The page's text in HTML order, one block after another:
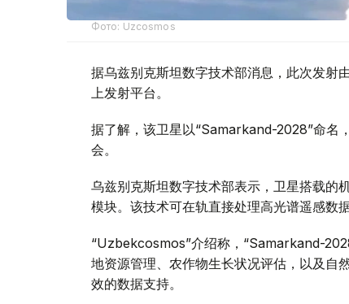
Фото: Uzcosmos
据乌兹别克斯坦数字技术部消息，此次发射
上发射平台。
据了解，该卫星以“Samarkand-2028”命名
会。
乌兹别克斯坦数字技术部表示，卫星搭载的
模块。该技术可在轨直接处理高光谱遥感数
“Uzbekcosmos”介绍称，“Samarkand-
地资源管理、农作物生长状况评估，以及自
效的数据支持。